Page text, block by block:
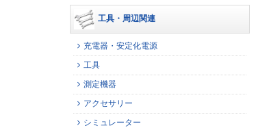
工具・周辺関連
充電器・安定化電源
工具
測定機器
アクセサリー
シミュレーター